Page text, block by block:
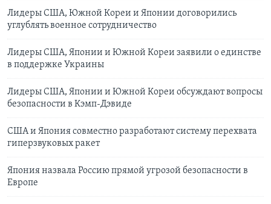
Лидеры США, Южной Кореи и Японии договорились
углублять военное сотрудничество
Лидеры США, Японии и Южной Кореи заявили о единстве
в поддержке Украины
Лидеры США, Японии и Южной Кореи обсуждают вопросы
безопасности в Кэмп-Дэвиде
США и Япония совместно разработают систему перехвата
гиперзвуковых ракет
Япония назвала Россию прямой угрозой безопасности в
Европе